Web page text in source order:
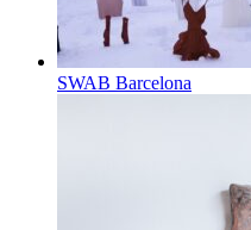
SWAB Barcelona